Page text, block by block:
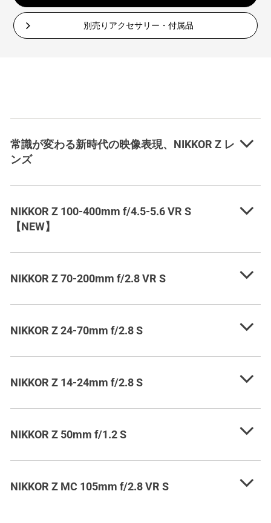
別売りアクセサリー・付属品
常識が変わる新時代の映像表現、NIKKOR Z レ
ンズ
NIKKOR Z 100-400mm f/4.5-5.6 VR S
【NEW】
NIKKOR Z 70-200mm f/2.8 VR S
NIKKOR Z 24-70mm f/2.8 S
NIKKOR Z 14-24mm f/2.8 S
NIKKOR Z 50mm f/1.2 S
NIKKOR Z MC 105mm f/2.8 VR S